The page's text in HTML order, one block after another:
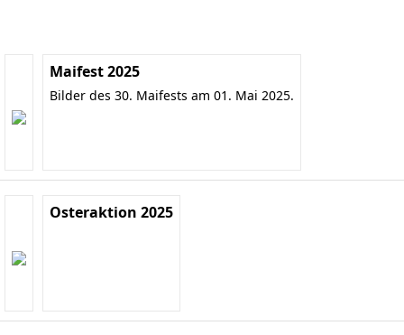
Maifest 2025
Bilder des 30. Maifests am 01. Mai 2025.
Osteraktion 2025